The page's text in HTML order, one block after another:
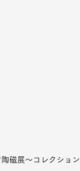
磁展～コレクション